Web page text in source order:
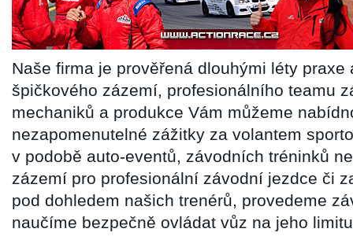
Naše firma je prověřená dlouhými léty praxe
špičkového zázemí, profesionálního teamu
mechaniků a produkce Vám můžeme
nezapomenutelné zážitky za volantem
v podobě auto-eventů, závodních tréninků
zázemí pro profesionální závodní jezdce či
pod dohledem našich trenérů, provedeme
naučíme bezpečně ovládat vůz na jeho